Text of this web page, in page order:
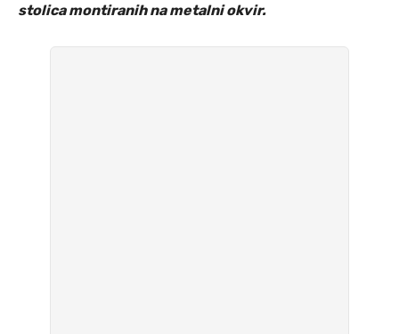
stolica montiranih na metalni okvir.